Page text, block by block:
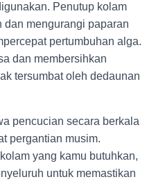
Penutup kolam
mengurangi paparan
pertumbuhan alga.
dan membersihkan
tersumbat oleh dedaunan
pencucian secara berkala
pergantian musim.
yang kamu butuhkan,
untuk memastikan